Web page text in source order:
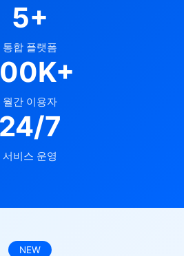
5+
통합 플랫폼
월간 이용자
24/7
서비스 운영
NEW